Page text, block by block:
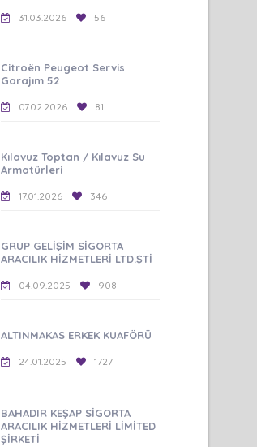
31.03.2026 56
Citroën Peugeot Servis
Garajım 52
07.02.2026 81
Kılavuz Toptan / Kılavuz Su
Armatürleri
17.01.2026 346
GRUP GELİŞİM SİGORTA
ARACILIK HİZMETLERİ LTD.ŞTİ
04.09.2025 908
ALTINMAKAS ERKEK KUAFÖRÜ
24.01.2025 1727
BAHADIR KEŞAP SİGORTA
ARACILIK HİZMETLERİ LİMİTED
ŞİRKETİ